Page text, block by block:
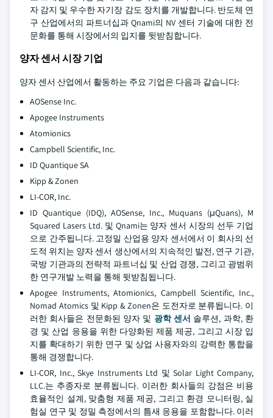
자 감지 및 우수한 자기장 감도 장치를 개발합니다. 반도체 연
구 산업에서의 파트너십과 Qnami의 NV 센터 기술에 대한 전
문화를 통해 시장에서의 입지를 뒷받침합니다.
양자 센서 시장 기업
양자 센서 산업에서 활동하는 주요 기업은 다음과 같습니다:
AOSense Inc.
Apogee Instruments
Atomionics
Campbell Scientific, Inc.
ID Quantique SA
Kipp & Zonen
LI-COR, Inc.
ID Quantique (IDQ), AOSense, Inc., Muquans (μQuans), M
Squared Lasers Ltd. 및 Qnami는 양자 센서 시장의 선두 기업
으로 간주됩니다. 고정밀 산업용 양자 센서에서 이 회사의 선
도적 위치는 양자 센서 생산에서의 지속적인 발전, 연구 기관,
국방 기관과의 전략적 파트너십 및 산업 경쟁, 그리고 광범위
한 연구개발 노력을 통해 뒷받침됩니다.
Apogee Instruments, Atomionics, Campbell Scientific, Inc.,
Nomad Atomics 및 Kipp & Zonen은 도전자로 분류됩니다. 이
러한 회사들은 전문화된 양자 및 광학 센서 솔루션, 과학, 환
경 및 산업 응용을 위한 다양화된 제품 제공, 그리고 시장 입
지를 확대하기 위한 연구 및 상업 사용자와의 강력한 통합을
통해 경쟁합니다.
LI-COR, Inc., Skye Instruments Ltd 및 Solar Light Company,
LLC.는 추종자로 분류됩니다. 이러한 회사들의 강점은 비용
효율적인 설계, 맞춤형 제품 제공, 그리고 환경 모니터링, 실
험실 연구 및 정밀 측정에서의 틈새 응용을 포함합니다. 이러